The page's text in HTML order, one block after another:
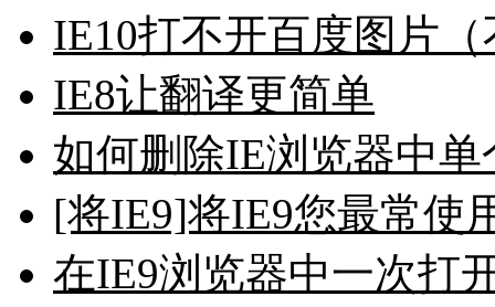
IE10打不开百度图片
IE8让翻译更简单
如何删除IE浏览器中
[将IE9]将IE9您最常使
在IE9浏览器中一次打